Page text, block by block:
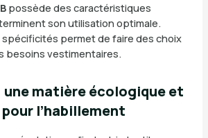
possède des caractéristiques
son utilisation optimale.
permet de faire des choix
besoins vestimentaires.
une matière écologique et
l’habillement